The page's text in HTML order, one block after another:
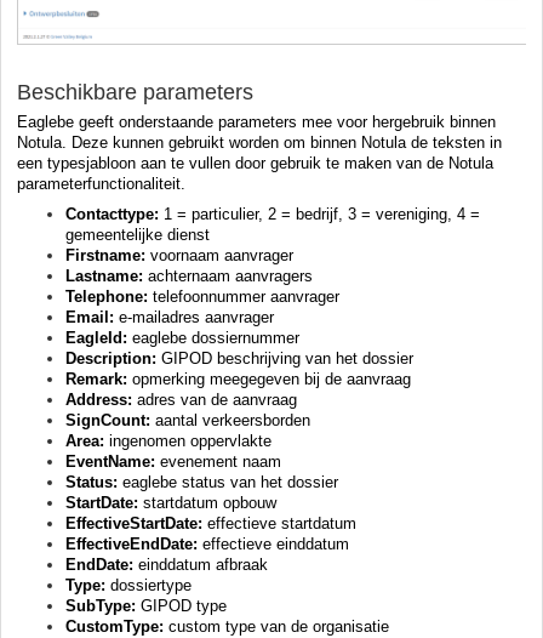
Beschikbare parameters
Eaglebe geeft onderstaande parameters mee voor hergebruik binnen
Notula. Deze kunnen gebruikt worden om binnen Notula de teksten in
een typesjabloon aan te vullen door gebruik te maken van de Notula
parameterfunctionaliteit.
Contacttype: 1 = particulier, 2 = bedrijf, 3 = vereniging, 4 =
gemeentelijke dienst
Firstname: voornaam aanvrager
Lastname: achternaam aanvragers
Telephone: telefoonnummer aanvrager
Email: e-mailadres aanvrager
EagleId: eaglebe dossiernummer
Description: GIPOD beschrijving van het dossier
Remark: opmerking meegegeven bij de aanvraag
Address: adres van de aanvraag
SignCount: aantal verkeersborden
Area: ingenomen oppervlakte
EventName: evenement naam
Status: eaglebe status van het dossier
StartDate: startdatum opbouw
EffectiveStartDate: effectieve startdatum
EffectiveEndDate: effectieve einddatum
EndDate: einddatum afbraak
Type: dossiertype
SubType: GIPOD type
CustomType: custom type van de organisatie